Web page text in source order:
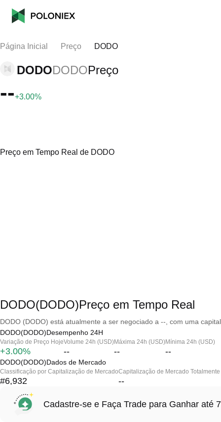
Página Inicial Preço DODO
DODODODOPreço
--+3.00%
Preço em Tempo Real de DODO
DODO(DODO)Preço em Tempo Real
DODO (DODO) está atualmente a ser negociado a --, com uma
DODO(DODO)Desempenho 24H
Variação de Preço Hoje
+3.00%
Volume 24h (USD)
--
Máxima 24h (USD)
--
Mínima 24h (USD)
--
DODO(DODO)Dados de Mercado
Classificação por Capitalização de Mercado
#6,932
Capitalização de Mercado
--
Cadastre-se e Faça Trade para Ganhar até